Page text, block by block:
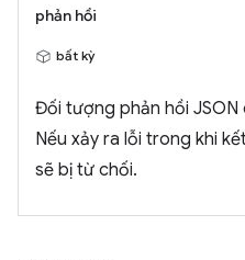
phản hồi
bất kỳ
Đối tượng phản hồi JSON
Nếu xảy ra lỗi trong khi
sẽ bị từ chối.